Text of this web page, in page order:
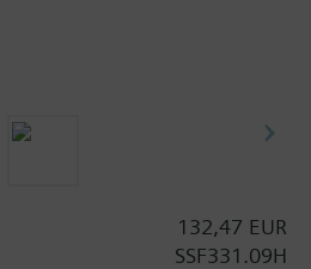
Kupplungsmutter, keine
1,5 m132,47 EUR
SSF331.09H